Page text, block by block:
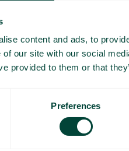
content and ads, to
of our site with our social
provided to them or that
Preferences